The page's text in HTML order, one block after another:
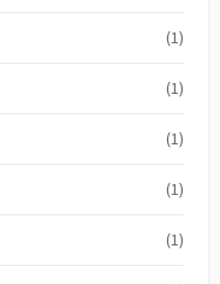
(1)
(1)
(1)
(1)
(1)